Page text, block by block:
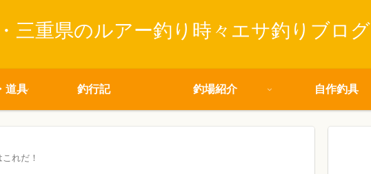
三重県のルアー釣り時々エサ釣りブログ
道具 釣行記 釣場紹介 自作釣具
れだ！